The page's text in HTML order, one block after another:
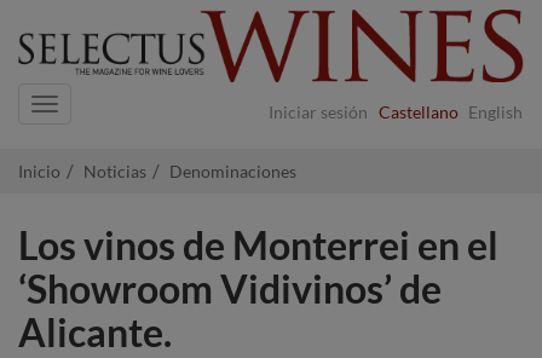
Iniciar sesión Castellano English
Navigation
Inicio Noticias Denominaciones
Los vinos de Monterrei en el
‘Showroom Vidivinos’ de
Alicante.